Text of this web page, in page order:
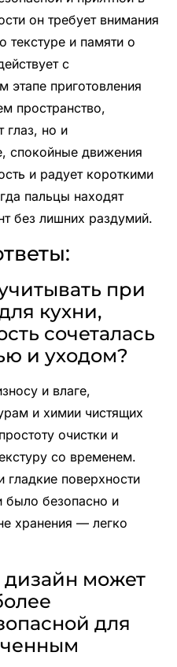
он требует внимания
текстуре и памяти о
с
этапе приготовления
пространство,
глаз, но и
спокойные движения
и радует короткими
пальцы находят
без лишних раздумий.
при
кухни,
сочеталась
и уходом?
и влаге,
и химии чистящих
очистки и
со временем.
поверхности
было безопасно и
хранения — легко
дизайн может
для